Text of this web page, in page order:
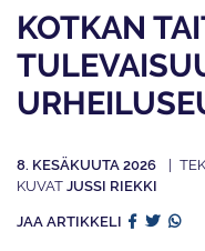
KOTKAN
8. KESÄKUUTA 2026
JUSSI RIEKKI
JAA ARTIKKELI